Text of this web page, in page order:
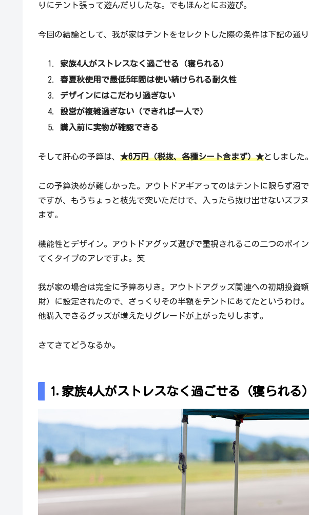
りにテント張って遊んだりしたな。でもほんとにお遊び。
今回の結論として、我が家はテントをセレクトした際の条件は下記の通り
家族4人がストレスなく過ごせる（寝られる）
春夏秋使用で最低5年間は使い続けられる耐久性
デザインにはこだわり過ぎない
設営が複雑過ぎない（できれば一人で）
購入前に実物が確認できる
そして肝心の予算は、 ★6万円（税抜、各種シート含まず）★としました。
この予算決めが難しかった。アウトドアギアってのはテントに限らず沼
ですが、もうちょっと枝先で突いただけで、入ったら抜け出せないズブ
ます。
機能性とデザイン。アウトドアグッズ選びで重視されるこの二つのポイ
てくタイプのアレですよ。笑
我が家の場合は完全に予算ありき。アウトドアグッズ関連への初期投資
財）に設定されたので、ざっくりその半額をテントにあてたというわけ
他購入できるグッズが増えたりグレードが上がったりします。
さてさてどうなるか。
1.家族4人がストレスなく過ごせる（寝られる）